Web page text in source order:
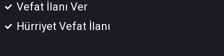
Vefat İlanı Ver
Hürriyet Vefat İlanı